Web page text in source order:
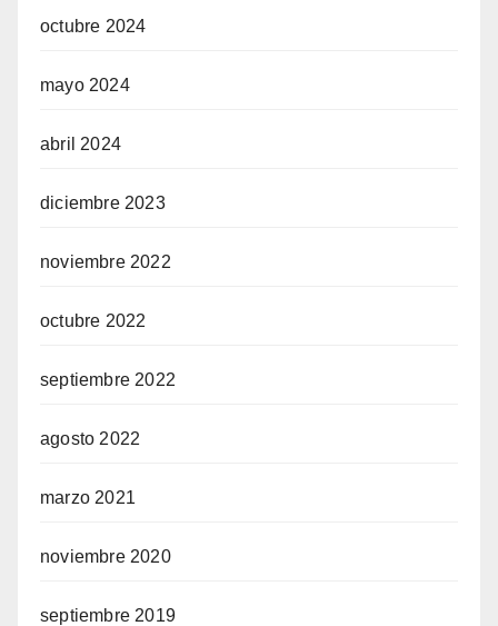
octubre 2024
mayo 2024
abril 2024
diciembre 2023
noviembre 2022
octubre 2022
septiembre 2022
agosto 2022
marzo 2021
noviembre 2020
septiembre 2019